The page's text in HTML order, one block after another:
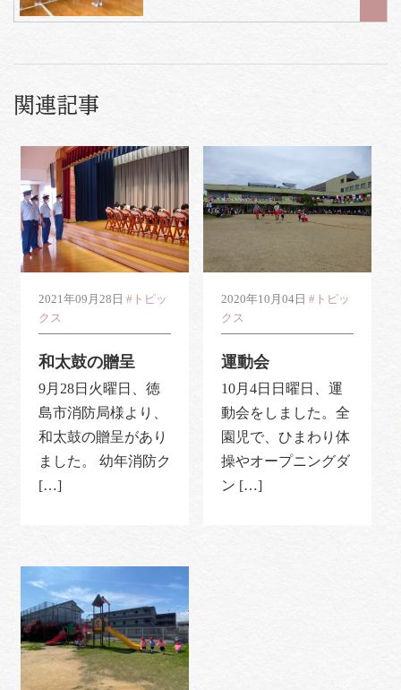
関連記事
2021年09月28日 #トピッ
クス
和太鼓の贈呈
9月28日火曜日、徳
島市消防局様より、
和太鼓の贈呈があり
ました。 幼年消防ク
[…]
2020年10月04日#トピッ
クス
運動会
10月4日日曜日、運
動会をしました。全
園児で、ひまわり体
操やオープニングダ
ン […]